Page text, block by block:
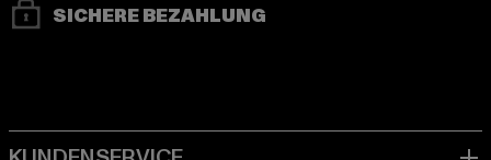
SICHERE BEZAHLUNG